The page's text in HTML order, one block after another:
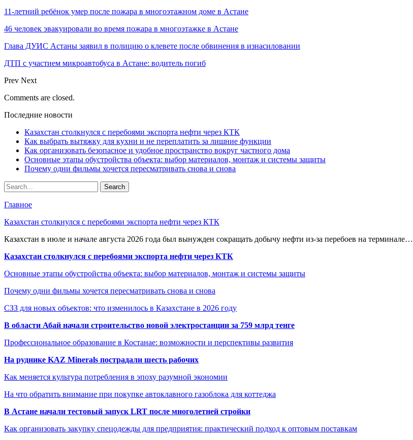
11-летний ребёнок умер после пожара в многоэтажном доме в Астане
46 человек эвакуировали во время пожара в многоэтажке в Астане
Глава ДУИС Астаны заявил в полицию о клевете после обвинения в изнасиловании
ДТП с участием микроавтобуса в Астане: водитель погиб
Prev Next
Comments are closed.
Последние новости
Казахстан столкнулся с перебоями экспорта нефти через КТК
Как выбрать вытяжку для кухни и не переплатить за лишние функции
Как организовать безопасное и удобное пространство вокруг частного дома
Основные этапы обустройства объекта: выбор материалов, монтаж и системы защиты
Почему одни фильмы хочется пересматривать снова и снова
Главное
Казахстан столкнулся с перебоями экспорта нефти через КТК
Казахстан в июле и начале августа 2026 года был вынужден сокращать добычу нефти из-за перебоев на терминале…
Казахстан столкнулся с перебоями экспорта нефти через КТК
Основные этапы обустройства объекта: выбор материалов, монтаж и системы защиты
Почему одни фильмы хочется пересматривать снова и снова
СЗЗ для новых объектов: что изменилось в Казахстане в 2026 году
В области Абай начали строительство новой электростанции за 759 млрд тенге
Профессиональное образование в Костанае: возможности и перспективы развития
На руднике KAZ Minerals пострадали шесть рабочих
Как меняется культура потребления в эпоху разумной экономии
На что обратить внимание при покупке автоклавного газоблока для коттеджа
В Астане начали тестовый запуск LRT после многолетней стройки
Как организовать закупку спецодежды для предприятия: практический подход к оптовым поставкам